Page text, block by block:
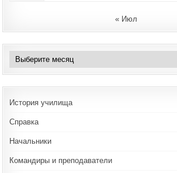
« Июл
Архивы
История училища
Справка
Начальники
Командиры и преподаватели